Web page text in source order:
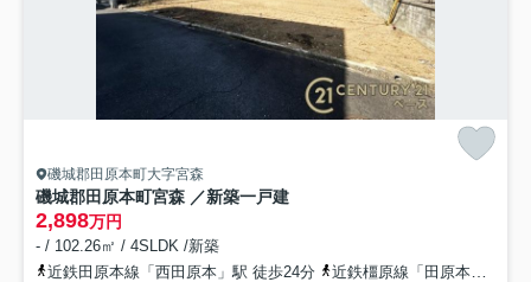
磯城郡田原本町大字宮森
磯城郡田原本町宮森 ／新築一戸建
2,898万円
- / 102.26㎡ / 4SLDK /新築
近鉄田原本線「西田原本」駅 徒歩24分
近鉄橿原線「田原本」駅 徒歩24分